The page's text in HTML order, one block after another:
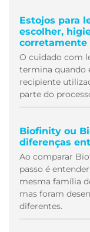
Estojos para
escolher,
corretamente
O cuidado com
termina quando
recipiente
parte do
Biofinity ou
diferenças
Ao comparar
passo é
mesma família
mas foram
diferentes.